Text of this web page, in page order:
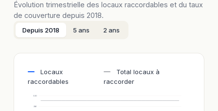
Évolution trimestrielle des locaux raccordables et du taux
de couverture depuis 2018.
Depuis 2018 5 ans 2 ans
Locaux
raccordables
Total locaux à
raccorder
256
320